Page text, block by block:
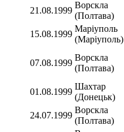
21.08.1999
Ворскла
(Полтава)
15.08.1999
Маріуполь
(Маріуполь)
07.08.1999
Ворскла
(Полтава)
01.08.1999
Шахтар
(Донецьк)
24.07.1999
Ворскла
(Полтава)